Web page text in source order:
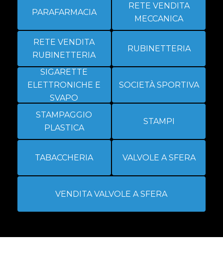
PARAFARMACIA
RETE VENDITA
MECCANICA
RETE VENDITA
RUBINETTERIA
RUBINETTERIA
SIGARETTE
ELETTRONICHE E
SVAPO
SOCIETÀ SPORTIVA
STAMPAGGIO
PLASTICA
STAMPI
TABACCHERIA VALVOLE A SFERA
VENDITA VALVOLE A SFERA